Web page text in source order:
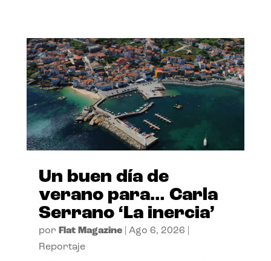
Un buen día de
verano para… Carla
Serrano ‘La inercia’
por Flat Magazine| Ago 6, 2026
Reportaje